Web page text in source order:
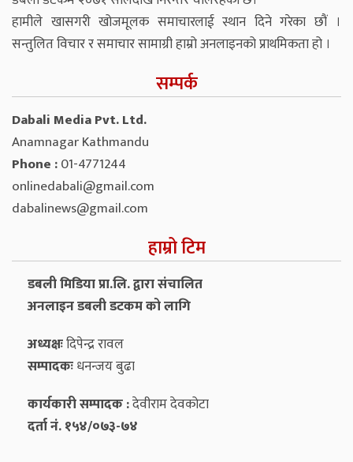
हामीले खासगरी खोजमूलक समाचारलाई स्थान दिने गरेका छौं ।
सन्तुलित विचार र समाचार सामाग्री हाम्रो अनलाइनको प्राथमिकता हो ।
सम्पर्क
Dabali Media Pvt. Ltd.
Anamnagar Kathmandu
Phone :01-4771244
onlinedabali@gmail.com
dabalinews@gmail.com
हाम्रो टिम
डबली मिडिया प्रा.लि. द्वारा संचालित
अनलाइन डबली डटकम को लागि
अध्यक्षःदिपेन्द्र रावल
सम्पादकःधनन्‍जय बुढा
कार्यकारी सम्पादक :देवीराम देवकोटा
दर्ता नं. १५४/०७३-७४